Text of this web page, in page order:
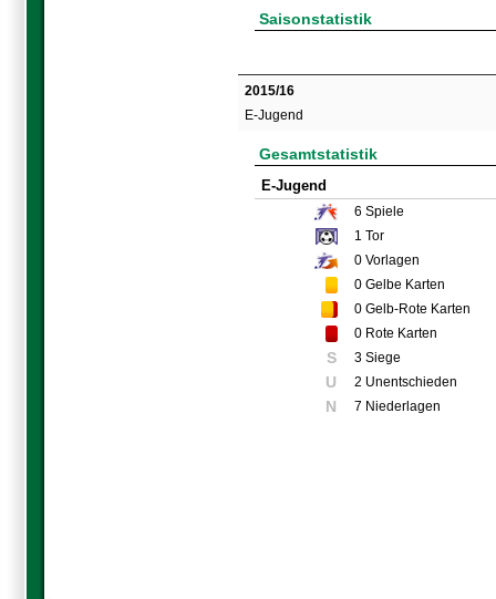
Saisonstatistik
2015/16
E-Jugend
Gesamtstatistik
E-Jugend
6 Spiele
1 Tor
0 Vorlagen
0 Gelbe Karten
0 Gelb-Rote Karten
0 Rote Karten
S 3 Siege
U 2 Unentschieden
N 7 Niederlagen